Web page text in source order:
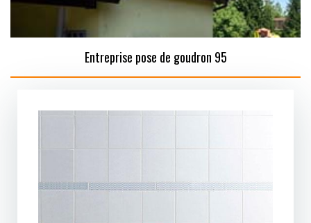
Entreprise pose de goudron 95